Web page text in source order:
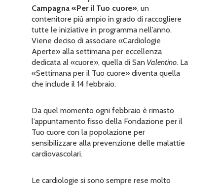
Campagna «Per il Tuo cuore», un
contenitore più ampio in grado di raccogliere
tutte le iniziative in programma nell’anno.
Viene deciso di associare «Cardiologie
Aperte» alla settimana per eccellenza
dedicata al «cuore», quella di San Valentino. La
«Settimana per il Tuo cuore» diventa quella
che include il 14 febbraio.
Da quel momento ogni febbraio è rimasto
l’appuntamento fisso della Fondazione per il
Tuo cuore con la popolazione per
sensibilizzare alla prevenzione delle malattie
cardiovascolari.
Le cardiologie si sono sempre rese molto